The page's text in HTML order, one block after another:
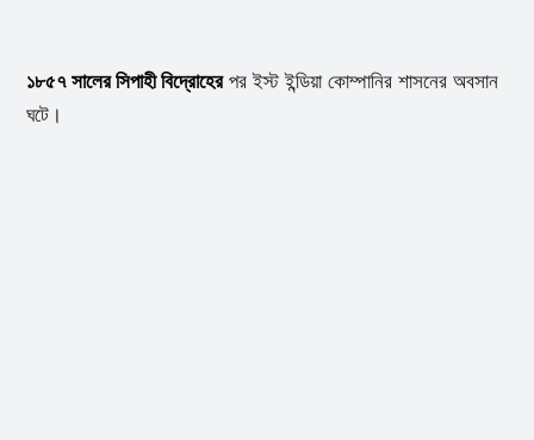
১৮৫৭ সালের সিপাহী বিদ্রোহেরপর ইস্ট ইন্ডিয়া কোম্পানির শাসনের অবসান
ঘটে।